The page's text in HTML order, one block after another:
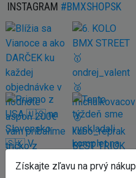
INSTAGRAM #BMXSHOPSK
Získajte zľavu na prvý nákup